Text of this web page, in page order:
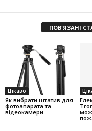
ПОВ'ЯЗАНІ
Цікаво
Як вибрати штатив для
фотоапарата та
відеокамери